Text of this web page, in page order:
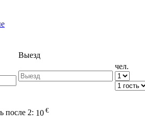
Выезд
чел.
после 2: 10 €